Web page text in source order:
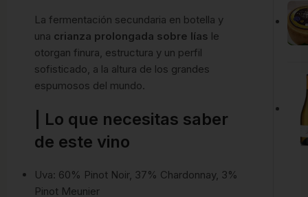
La fermentación secundaria en botella y
una crianza prolongada sobre lías le
otorgan finura, estructura y un perfil
sofisticado, a la altura de los grandes
espumosos del mundo.
| Lo que necesitas saber
de este vino
Uva: 60% Pinot Noir, 37% Chardonnay, 3%
Pinot Meunier